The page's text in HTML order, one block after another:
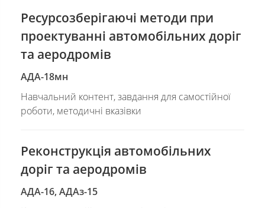
Ресурсозберігаючі методи при
проектуванні автомобільних доріг
та аеродромів
АДА-18мн
Навчальний контент, завдання для самостійної
роботи, методичні вказівки
Реконструкція автомобільних
доріг та аеродромів
АДА-16, АДАз-15